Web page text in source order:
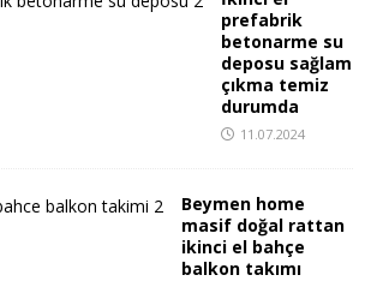
prefabrik
betonarme su
deposu sağlam
çıkma temiz
durumda
11.07.2024
Beymen home
masif doğal rattan
ikinci el bahçe
balkon takımı